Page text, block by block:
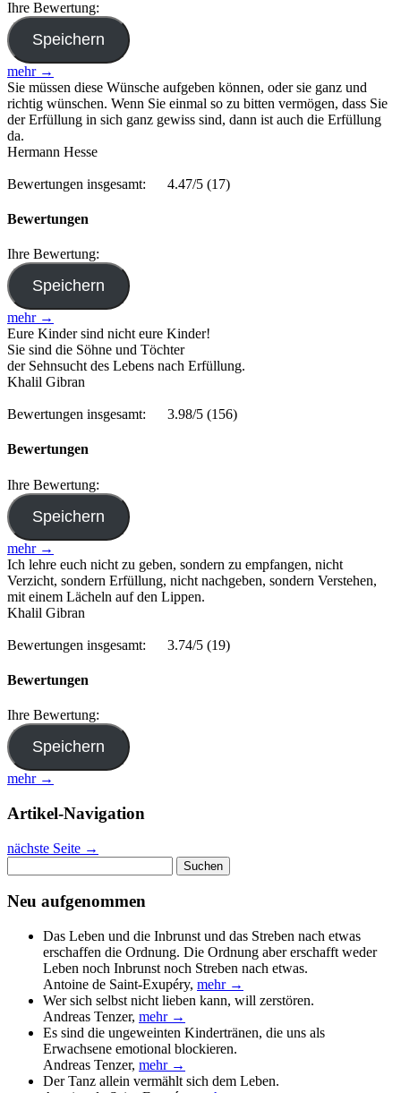
Ihre Bewertung:
mehr →
Sie müssen diese Wünsche aufgeben können, oder sie ganz und
richtig wünschen. Wenn Sie einmal so zu bitten vermögen, dass Sie
der Erfüllung in sich ganz gewiss sind, dann ist auch die Erfüllung
da.
Hermann Hesse
Bewertungen insgesamt: 4.47/5 (17)
Bewertungen
Ihre Bewertung:
mehr →
Eure Kinder sind nicht eure Kinder!
Sie sind die Söhne und Töchter
der Sehnsucht des Lebens nach Erfüllung.
Khalil Gibran
Bewertungen insgesamt: 3.98/5 (156)
Bewertungen
Ihre Bewertung:
mehr →
Ich lehre euch nicht zu geben, sondern zu empfangen, nicht
Verzicht, sondern Erfüllung, nicht nachgeben, sondern Verstehen,
mit einem Lächeln auf den Lippen.
Khalil Gibran
Bewertungen insgesamt: 3.74/5 (19)
Bewertungen
Ihre Bewertung:
mehr →
Artikel-Navigation
nächste Seite →
nach:
Neu aufgenommen
Das Leben und die Inbrunst und das Streben nach etwas
erschaffen die Ordnung. Die Ordnung aber erschafft weder
Leben noch Inbrunst noch Streben nach etwas.
Antoine de Saint-Exupéry, mehr →
Wer sich selbst nicht lieben kann, will zerstören.
Andreas Tenzer, mehr →
Es sind die ungeweinten Kindertränen, die uns als
Erwachsene emotional blockieren.
Andreas Tenzer, mehr →
Der Tanz allein vermählt sich dem Leben.